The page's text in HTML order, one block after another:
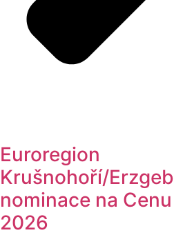
Euroregion
Krušnohoří/
nominace na
2026